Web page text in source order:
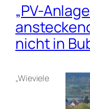
„PV-
nicht in
„Wieviele